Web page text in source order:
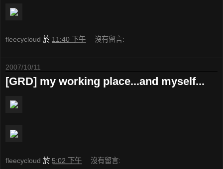
fleecycloud 於 11:40 下午 沒有留言:
2007/10/11
[GRD] my working place...and myself...
fleecycloud 於 5:02 下午 沒有留言: